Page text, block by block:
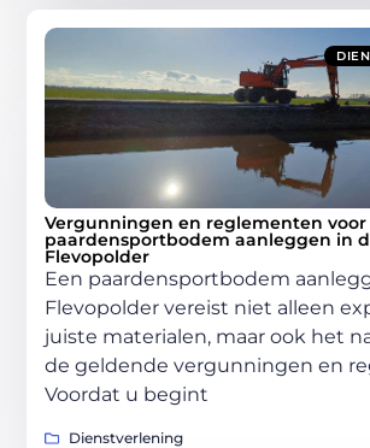
Vergunningen en reglementen
paardensportbodem aanleggen in
Flevopolder
Een paardensportbodem
Flevopolder vereist niet alleen
juiste materialen, maar ook het
de geldende vergunningen en
Voordat u begint
Dienstverlening